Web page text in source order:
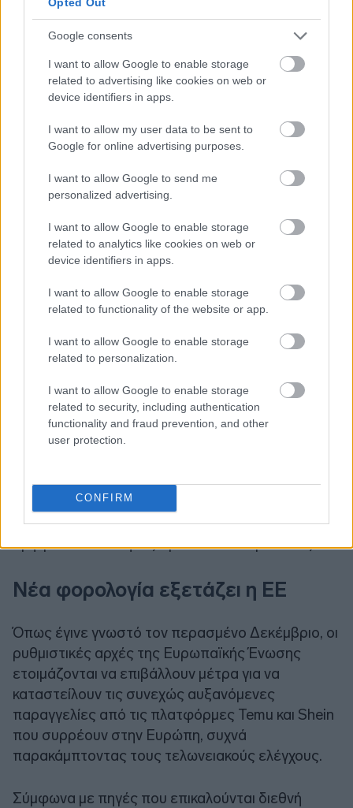
Google consents
I want to allow Google to enable storage
related to advertising like cookies on web or
device identifiers in apps.
I want to allow my user data to be sent to
Google for online advertising purposes.
I want to allow Google to send me
personalized advertising.
I want to allow Google to enable storage
related to analytics like cookies on web or
device identifiers in apps.
I want to allow Google to enable storage
related to functionality of the website or app.
I want to allow Google to enable storage
related to personalization.
I want to allow Google to enable storage
related to security, including authentication
functionality and fraud prevention, and other
user protection.
CONFIRM
3.Προστατεύσουν τους καταναλωτές από
αμφιβόλου ποιότητας προϊόντα και πρακτικές.
Νέα φορολογία εξετάζει η ΕΕ
Όπως έγινε γνωστό τον περασμένο Δεκέμβριο, οι
ρυθμιστικές αρχές της Ευρωπαϊκής Ένωσης
ετοιμάζονται να επιβάλλουν μέτρα για να
καταστείλουν τις συνεχώς αυξανόμενες
παραγγελίες από τις πλατφόρμες Temu και Shein
που συρρέουν στην Ευρώπη, συχνά
παρακάμπτοντας τους τελωνειακούς ελέγχους.
Σύμφωνα με πηγές που επικαλούνται διεθνή